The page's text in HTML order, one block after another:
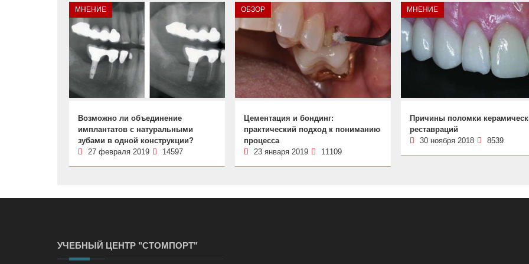
МНЕНИЕ
Возможно ли объединение
имплантатов с натуральными
зубами в одной конструкции?
27 февраля 2019
14597
ОБЗОР
Цементация и бондинг:
практический подход к пониманию
процесса
23 января 2019
11109
МНЕНИЕ
Причины поломки
реставраций
30 ноября 2018
8539
УЧЕБНЫЙ ЦЕНТР "СТОМПОРТ"